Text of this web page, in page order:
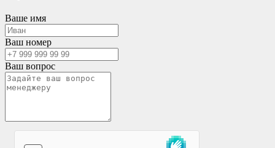
Ваше имя
Ваш номер
Ваш вопрос